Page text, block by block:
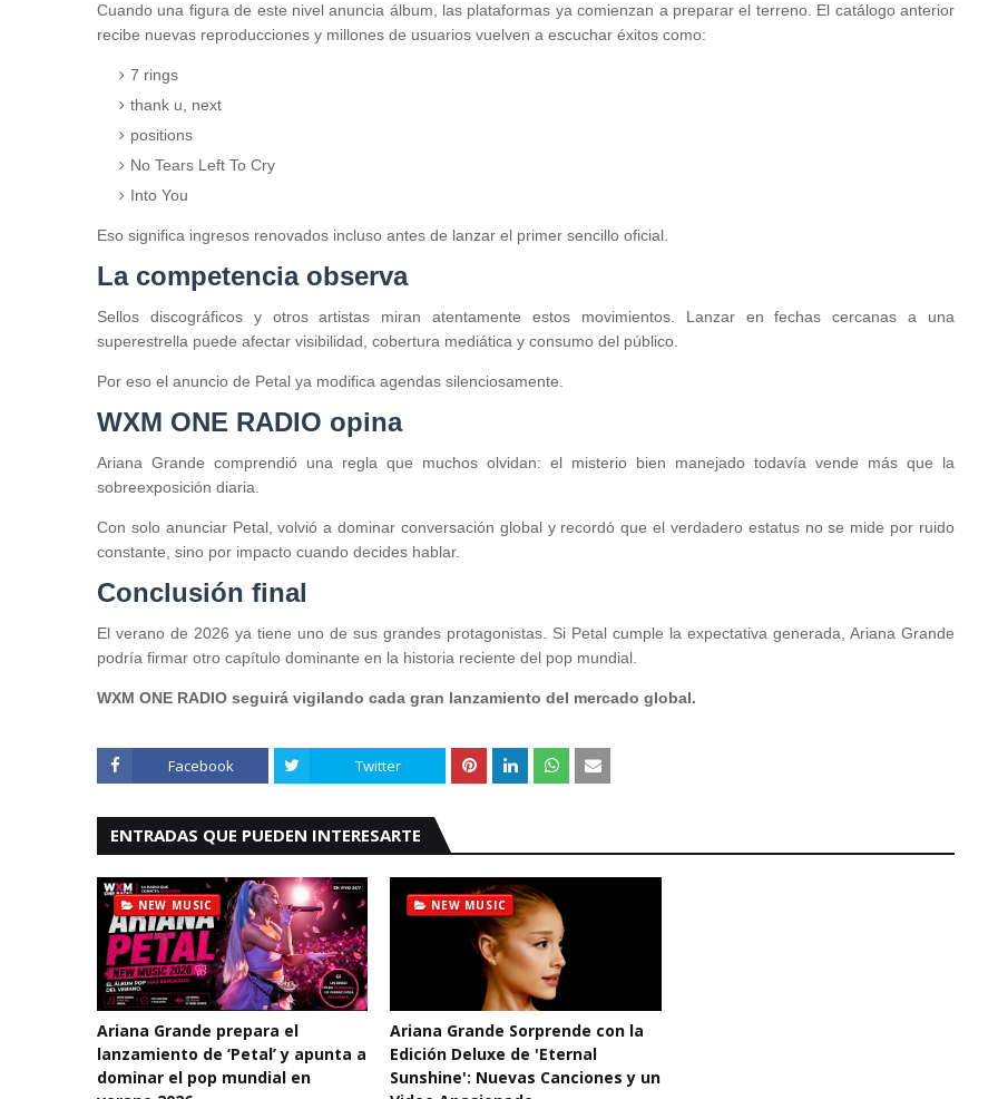
Cuando una figura de este nivel anuncia álbum, las plataformas ya comienzan a preparar el terreno. El catálogo anterior
recibe nuevas reproducciones y millones de usuarios vuelven a escuchar éxitos como:
7 rings
thank u, next
positions
No Tears Left To Cry
Into You
Eso significa ingresos renovados incluso antes de lanzar el primer sencillo oficial.
La competencia observa
Sellos discográficos y otros artistas miran atentamente estos movimientos. Lanzar en fechas cercanas a una
superestrella puede afectar visibilidad, cobertura mediática y consumo del público.
Por eso el anuncio de Petal ya modifica agendas silenciosamente.
WXM ONE RADIO opina
Ariana Grande comprendió una regla que muchos olvidan: el misterio bien manejado todavía vende más que la
sobreexposición diaria.
Con solo anunciar Petal, volvió a dominar conversación global y recordó que el verdadero estatus no se mide por ruido
constante, sino por impacto cuando decides hablar.
Conclusión final
El verano de 2026 ya tiene uno de sus grandes protagonistas. Si Petal cumple la expectativa generada, Ariana Grande
podría firmar otro capítulo dominante en la historia reciente del pop mundial.
WXM ONE RADIO seguirá vigilando cada gran lanzamiento del mercado global.
Facebook Twitter
ENTRADAS QUE PUEDEN INTERESARTE
NEW MUSIC
Ariana Grande prepara el
lanzamiento de ‘Petal’ y apunta a
dominar el pop mundial en
NEW MUSIC
Ariana Grande Sorprende con la
Edición Deluxe de 'Eternal
Sunshine': Nuevas Canciones y un